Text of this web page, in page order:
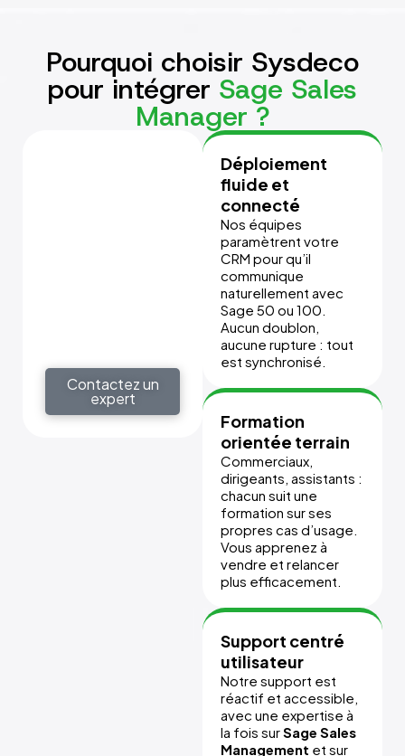
Pourquoi choisir Sysdeco
pour intégrer Sage Sales
Manager ?
Déploiement
fluide et
connecté
Nos équipes
paramètrent votre
CRM pour qu’il
communique
naturellement avec
Sage 50 ou 100.
Aucun doublon,
aucune rupture : tout
est synchronisé.
Formation
orientée terrain
Commerciaux,
dirigeants, assistants :
chacun suit une
formation sur ses
propres cas d’usage.
Vous apprenez à
vendre et relancer
plus efficacement.
Support centré
utilisateur
Notre support est
réactif et accessible,
avec une expertise à
la fois surSage Sales
Management et sur
Contactez un
expert